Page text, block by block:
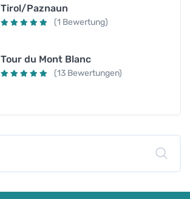
Tirol/Paznaun
(1 Bewertung)
Tour du Mont Blanc
(13 Bewertungen)